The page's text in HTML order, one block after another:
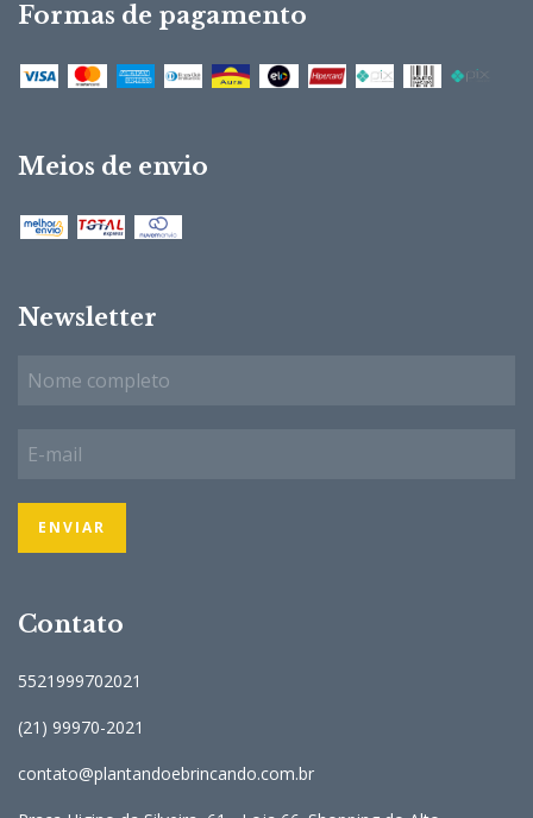
Formas de pagamento
Meios de envio
Newsletter
Contato
5521999702021
(21) 99970-2021
contato@plantandoebrincando.com.br